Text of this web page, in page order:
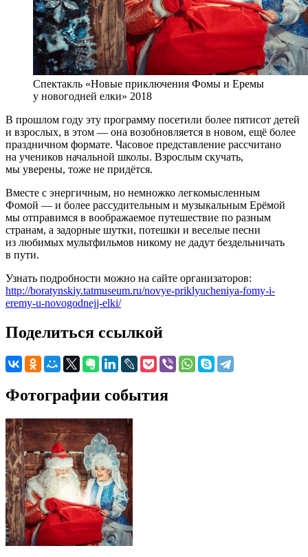
Спектакль «Новые приключения Фомы и Еремы
у новогодней елки» 2018
В прошлом году эту программу посетили более пятисот детей
и взрослых, в этом — она возобновляется в новом, ещё более
праздничном формате. Часовое представление рассчитано
на учеников начальной школы. Взрослым скучать,
мы уверены, тоже не придётся.
Вместе с энергичным, но немножко легкомысленным
Фомой — и более рассудительным и музыкальным Ерёмой
мы отправимся в воображаемое путешествие по разным
странам, а задорные шутки, потешки и веселые песни
из любимых мультфильмов никому не дадут бездельничать
в пути.
Узнать подробности можно на сайте организаторов:
http://boratynskiy.tatmuseum.ru/novye-priklyucheniya-fomy-i-
eremy-u-novogodnejj-elki/
Поделиться ссылкой
Фотографии события